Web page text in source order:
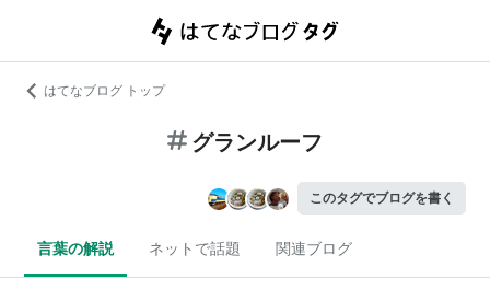
はてなブログ トップ
グランルーフ
このタグでブログを書く
言葉の解説 ネットで話題 関連ブログ